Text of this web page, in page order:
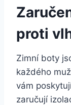
proti
Zimní boty
každého
vám
zaručují